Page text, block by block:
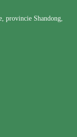
provincie Shandong,